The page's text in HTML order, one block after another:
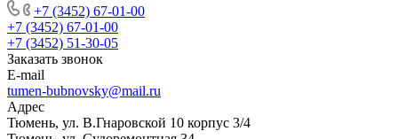
+7 (3452) 67-01-00
+7 (3452) 67-01-00
+7 (3452) 51-30-05
Заказать звонок
E-mail
tumen-bubnovsky@mail.ru
Адрес
Тюмень, ул. В.Гнаровской 10 корпус 3/4